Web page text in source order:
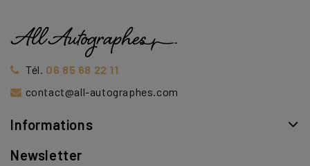
Tél. 06 85 68 22 11
contact@all-autographes.com
Informations
Newsletter